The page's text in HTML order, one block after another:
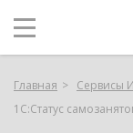
Главная Сервисы
1С:Статус